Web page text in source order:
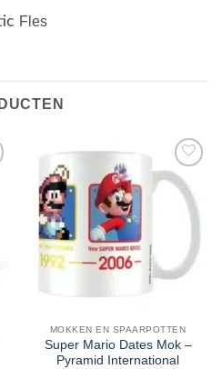
Fles
MOKKEN EN SPAARPOTTEN
Super Mario Dates Mok –
Pyramid International